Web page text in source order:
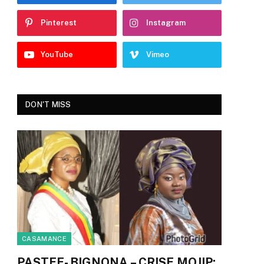
Pinterest Instagram
YouTube Vimeo
DON'T MISS
CASAMANCE